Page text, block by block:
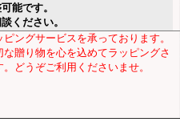
能です。
ください。
ングサービスを承っております。
な贈り物を心を込めてラッピングさ
どうぞご利用くださいませ。